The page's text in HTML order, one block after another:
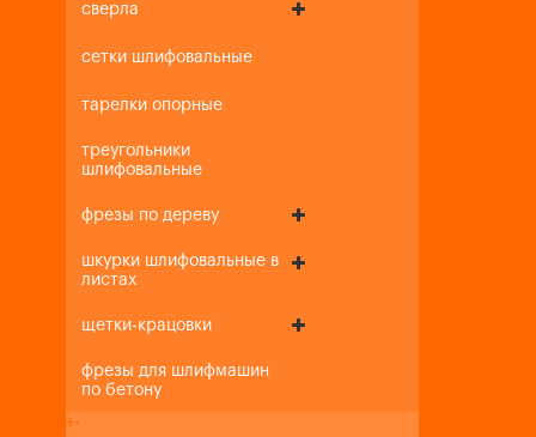
сверла
сетки шлифовальные
тарелки опорные
треугольники
шлифовальные
фрезы по дереву
шкурки шлифовальные в
листах
щетки-крацовки
фрезы для шлифмашин
по бетону
+-